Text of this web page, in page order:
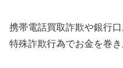
携帯電話買取詐欺や銀行
特殊詐欺行為でお金を巻